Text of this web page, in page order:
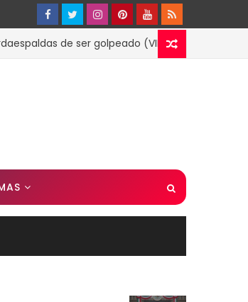
de ser golpeado (VIDEO)